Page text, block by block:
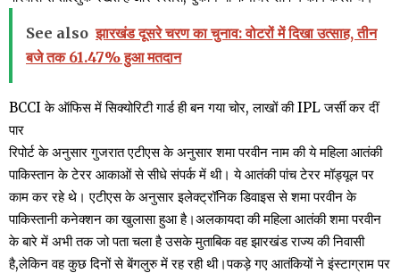
See also झारखंड दूसरे चरण का चुनाव: वोटरों में दिखा उत्साह, तीन
बजे तक 61.47% हुआ मतदान
BCCI के ऑफिस में सिक्योरिटी गार्ड ही बन गया चोर, लाखों की IPL जर्सी कर दीं
पार
रिपोर्ट के अनुसार गुजरात एटीएस के अनुसार शमा परवीन नाम की ये महिला आतंकी
पाकिस्तान के टेरर आकाओं से सीधे संपर्क में थी। ये आतंकी पांच टेरर मॉड्यूल पर
काम कर रहे थे। एटीएस के अनुसार इलेक्ट्रॉनिक डिवाइस से शमा परवीन के
पाकिस्तानी कनेक्शन का खुलासा हुआ है।अलकायदा की महिला आतंकी शमा परवीन
के बारे में अभी तक जो पता चला है उसके मुताबिक वह झारखंड राज्य की निवासी
है,लेकिन वह कुछ दिनों से बेंगलुरु में रह रही थी।पकड़े गए आतंकियों ने इंस्टाग्राम पर